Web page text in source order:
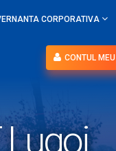
CORPORATIVA
CONTUL MEU